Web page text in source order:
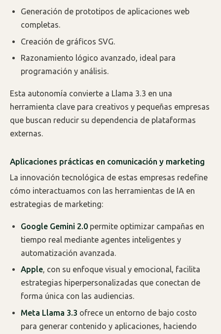
Generación de prototipos de aplicaciones web
completas.
Creación de gráficos SVG.
Razonamiento lógico avanzado, ideal para
programación y análisis.
Esta autonomía convierte a Llama 3.3 en una
herramienta clave para creativos y pequeñas empresas
que buscan reducir su dependencia de plataformas
externas.
Aplicaciones prácticas en comunicación y marketing
La innovación tecnológica de estas empresas redefine
cómo interactuamos con las herramientas de IA en
estrategias de marketing:
Google Gemini 2.0 permite optimizar campañas en
tiempo real mediante agentes inteligentes y
automatización avanzada.
Apple, con su enfoque visual y emocional, facilita
estrategias hiperpersonalizadas que conectan de
forma única con las audiencias.
Meta Llama 3.3 ofrece un entorno de bajo costo
para generar contenido y aplicaciones, haciendo